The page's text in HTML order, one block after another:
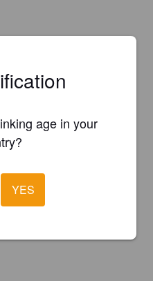
age in your
YES